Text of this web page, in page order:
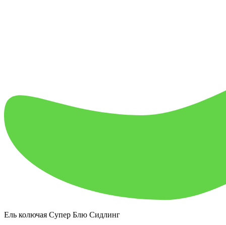
Ель колючая Супер Блю Сидлинг